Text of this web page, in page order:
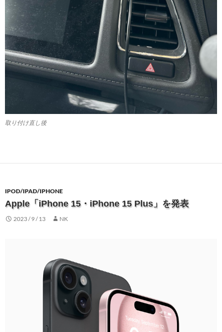
取り付け直し後
IPOD/IPAD/IPHONE
Apple「iPhone 15・iPhone 15 Plus」を発表
2023 / 9 / 13 NK